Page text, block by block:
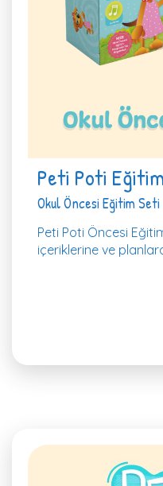
Peti Poti
Okul Öncesi Eğitim Seti
Peti Poti Öncesi
içeriklerine ve